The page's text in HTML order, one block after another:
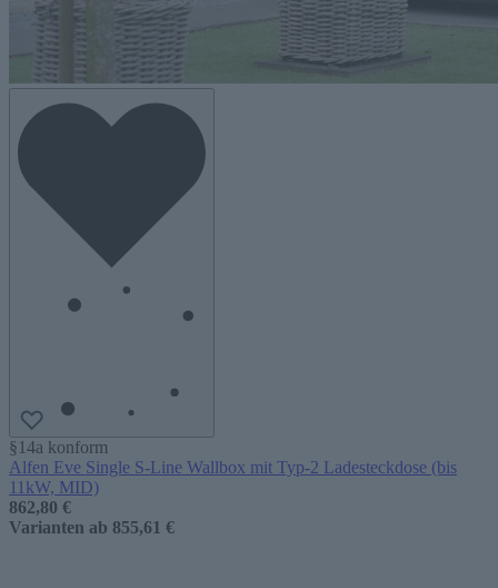
§14a konform
Alfen Eve Single S-Line Wallbox mit Typ-2 Ladesteckdose (bis
11kW, MID)
862,80 €
Varianten ab 855,61 €